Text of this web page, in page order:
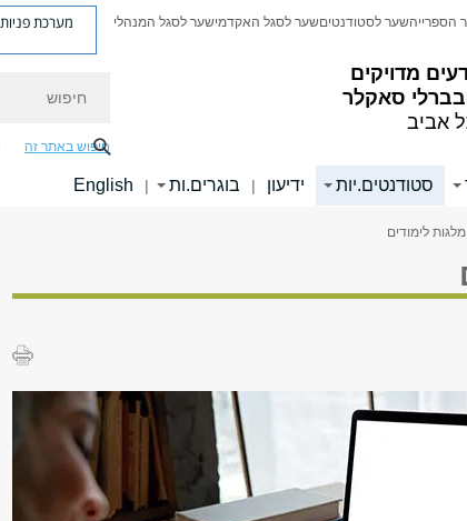
מדויקים
סאקלר
אביב
הספרייהשער לסטודנטיםשער לסגל האקדמישער לסגל המנהלי מערכת פניות
חיפוש באתר זה
סטודנטים.יות ידיעון | בוגרים.ות |
English
לימודים